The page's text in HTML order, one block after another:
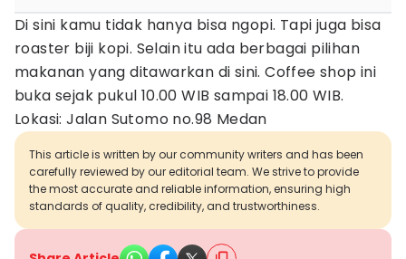
Di sini kamu tidak hanya bisa ngopi. Tapi juga bisa
roaster biji kopi. Selain itu ada berbagai pilihan
makanan yang ditawarkan di sini. Coffee shop ini
buka sejak pukul 10.00 WIB sampai 18.00 WIB.
Lokasi: Jalan Sutomo no.98 Medan
This article is written by our community writers and has been
carefully reviewed by our editorial team. We strive to provide
the most accurate and reliable information, ensuring high
standards of quality, credibility, and trustworthiness.